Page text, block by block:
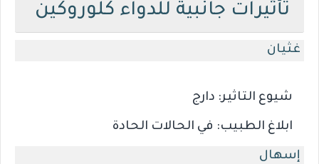
تأثيرات جانبية للدواء كلوروكين
غثيان
شيوع التاثير: دارج
ابلاغ الطبيب: في الحالات الحادة
إسهال